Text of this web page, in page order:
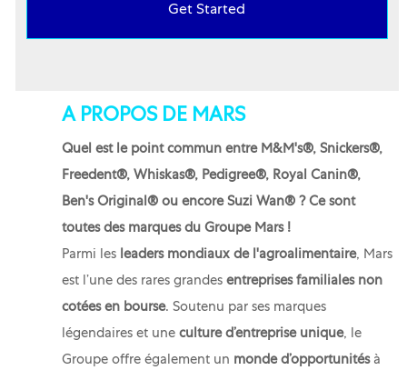
Get Started
A PROPOS DE MARS
Quel est le point commun entre M&M's®, Snickers®,
Freedent®, Whiskas®, Pedigree®, Royal Canin®,
Ben's Original® ou encore Suzi Wan® ? Ce sont
toutes des marques du Groupe Mars !
Parmi les leaders mondiaux de l'agroalimentaire, Mars
est l’une des rares grandesentreprises familiales non
cotées en bourse. Soutenu par ses marques
légendaires et uneculture d’entreprise unique, le
Groupe offre également un monde d’opportunités à